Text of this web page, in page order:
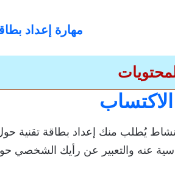
مهارة إعداد
إعداد بطاقة حول
الاكتساب
يُطلب منك إعداد بطاقة تقنية
عنه والتعبير عن رأيك الشخصي